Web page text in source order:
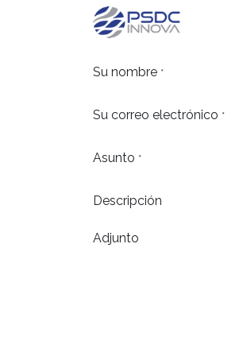
Su nombre *
Su correo electrónico *
Asunto *
Descripción
Adjunto